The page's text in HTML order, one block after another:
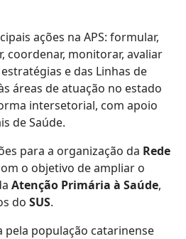
ações na APS: formular,
coordenar, monitorar, avaliar
e das Linhas de
áreas de atuação no estado
intersetorial, com apoio
de Saúde.
para a organização da Rede
o objetivo de ampliar o
Atenção Primária à Saúde,
do SUS.
pela população catarinense